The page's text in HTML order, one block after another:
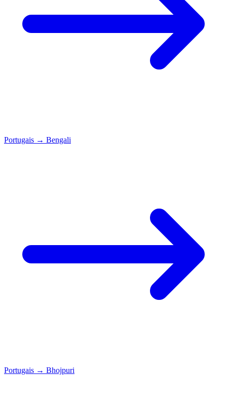
Portugais → Bengali
Portugais → Bhojpuri